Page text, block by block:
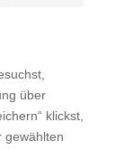
über
klickst,
gewählten